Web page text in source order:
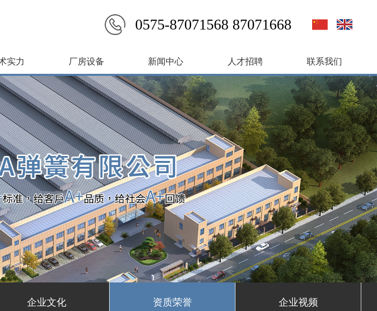
0575-87071568 87071668
实力 厂房设备 新闻中心 人才招聘 联系我们
企业文化 资质荣誉 企业视频